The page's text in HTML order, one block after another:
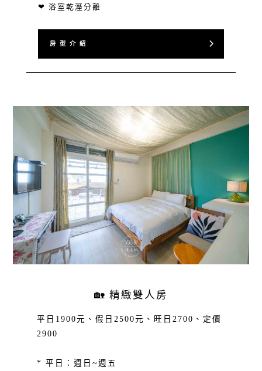
❤ 浴室乾溼分離
房 型 介 紹
🏡 精緻雙人房
平日1900元、假日2500元、旺日2700、定價
2900
* 平日：週日~週五